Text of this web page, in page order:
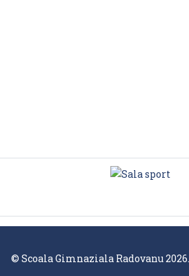
© Scoala Gimnaziala Radovanu